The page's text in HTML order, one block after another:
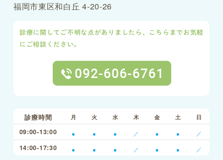
福岡市東区和白丘 4-20-26
診療に関してご不明な点がありましたら、こちらまでお気軽
にご相談ください。
診療時間 月 火 水 木 金 土 日
09:00-13:00 ● ● ● ／ ● ● ／
14:00-17:30 ● ● ● ／ ● ● ／